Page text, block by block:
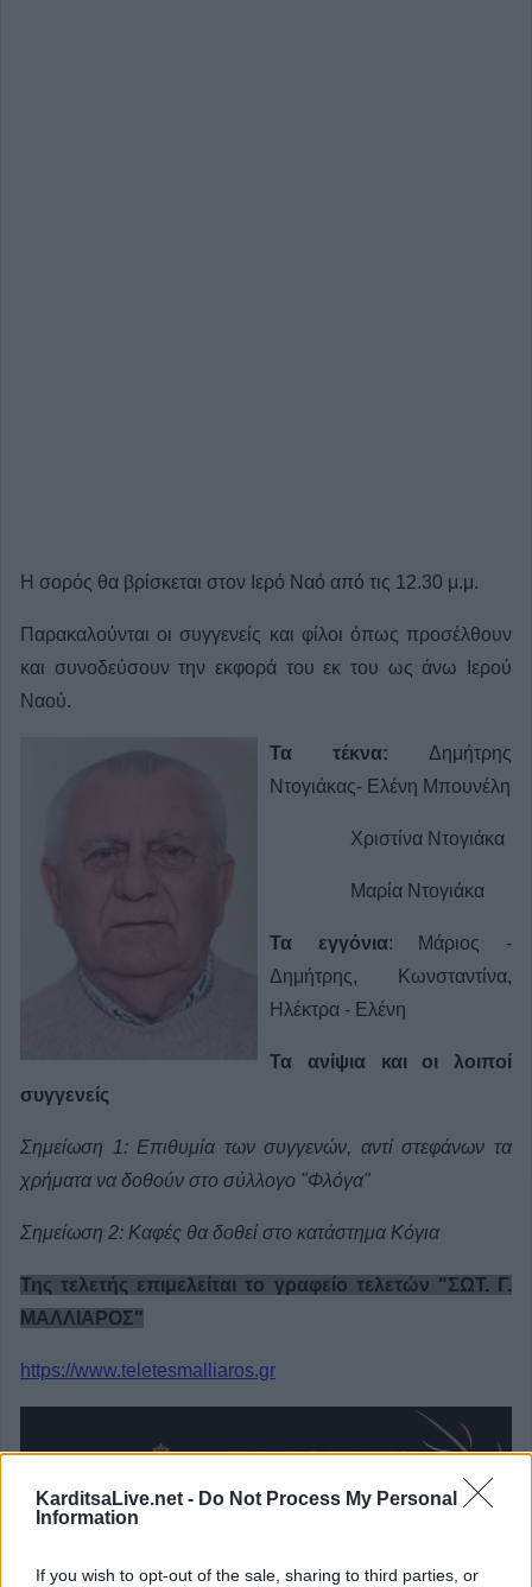
KarditsaLive.net - Do Not Process My Personal
Information
If you wish to opt-out of the sale, sharing to third parties, or
Η σορός θα βρίσκεται στον Ιερό Ναό από τις 12.30 μ.μ.
Παρακαλούνται οι συγγενείς και φίλοι όπως προσέλθουν
και συνοδεύσουν την εκφορά του εκ του ως άνω Ιερού
Ναού.
Τα τέκνα: Δημήτρης
Ντογιάκας- Ελένη Μπουνέλη
Χριστίνα Ντογιάκα
Μαρία Ντογιάκα
Τα εγγόνια: Μάριος -
Δημήτρης, Κωνσταντίνα,
Ηλέκτρα - Ελένη
Τα ανίψια και οι λοιποί
συγγενείς
Σημείωση 1: Επιθυμία των συγγενών, αντί στεφάνων τα
χρήματα να δοθούν στο σύλλογο "Φλόγα"
Σημείωση 2: Καφές θα δοθεί στο κατάστημα Κόγια
Της τελετής επιμελείται το γραφείο τελετών "ΣΩΤ. Γ.
ΜΑΛΛΙΑΡΟΣ"
https://www.teletesmalliaros.gr